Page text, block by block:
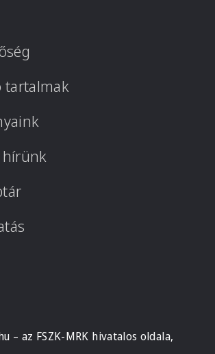
tartalmak
hírünk
– az FSZK-MRK hivatalos oldala,